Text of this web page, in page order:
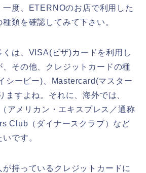
一度、ETERNOのお店で利用した
類を確認してみて下さい。
は、VISA(ビザ)カードを利用し
、その他、クレジットカードの種
シービー)、Mastercard(マスター
ますよね。それに、海外では、
アメリカン・エキスプレス／通称
Club（ダイナースクラブ）など
です。
が持っているクレジットカードに